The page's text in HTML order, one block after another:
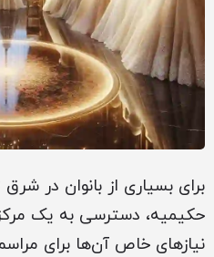
برای بسیاری از بانوان در
حکیمیه، دسترسی به یک
نیازهای خاص آن‌ها برای